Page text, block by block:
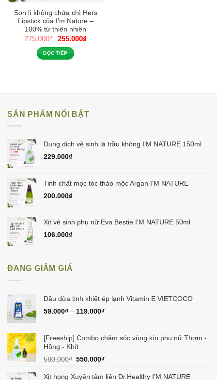
Son lì không chứa chì Hers
Lipstick của I’m Nature –
100% từ thiên nhiên
275.000₫ Giá
là:
275.000₫.
255.000₫Giá
ĐỌC TIẾP
SẢN PHẨM NỔI BẬT
Dung dịch vệ sinh lá trầu không I'M NATURE 150ml
229.000₫
Tinh chất mọc tóc thảo mộc Argan I'M NATURE
200.000₫
Xịt vệ sinh phụ nữ Eva Bestie I'M NATURE 50ml
106.000₫
ĐANG GIẢM GIÁ
Dầu dừa tinh khiết ép lạnh Vitamin E VIETCOCO
59.000₫ – 119.000₫
[Freeship] Combo chăm sóc vùng kín phụ nữ Thơm -
Hồng - Khít
580.000₫ Giá
là:
550.000₫Giá
tại
Xịt họng Xuyên tâm liên Dr.Healthy I'M NATURE